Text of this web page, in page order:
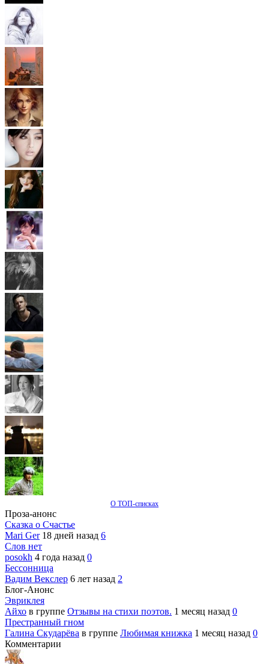
О ТОП-списках
Проза-анонс
Сказка о Счастье
Mari Ger 18 дней назад 6
Слов нет
posokh 4 года назад 0
Бессонница
Вадим Векслер 6 лет назад 2
Блог-Анонс
Эвриклея
Айхо в группе Отзывы на стихи поэтов. 1 месяц назад 0
Престранный гном
Галина Скударёва в группе Любимая книжка 1 месяц назад 0
Комментарии